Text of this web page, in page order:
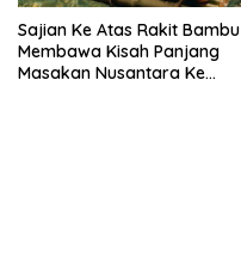
Sajian Ke Atas Rakit Bambu
Membawa Kisah Panjang
Masakan Nusantara Ke